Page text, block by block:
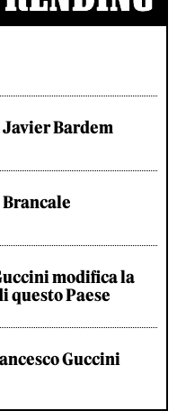
Bardem
modifica la
Paese
Guccini